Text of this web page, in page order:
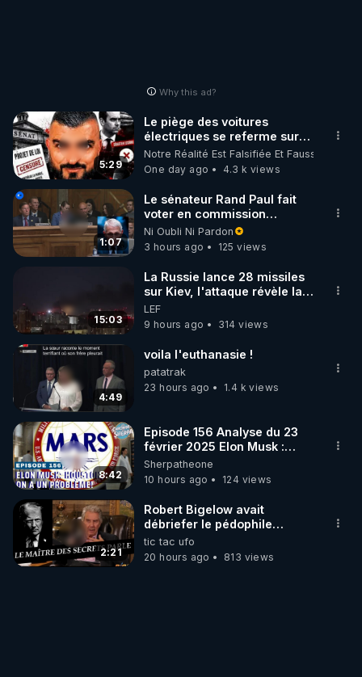
Why this ad?
5:29
Le piège des voitures
électriques se referme sur
les usagers !
Notre Réalité Est Falsifiée Et Fausse
One day ago
4.3 k views
1:07
Le sénateur Rand Paul fait
voter en commission
l'outrage au Congrès contre
Anthony Fauci
Ni Oubli Ni Pardon
3 hours ago
125 views
15:03
La Russie lance 28 missiles
sur Kiev, l'attaque révèle la
faiblesse de Kiev
LEF
9 hours ago
314 views
4:49
voila l'euthanasie !
patatrak
23 hours ago
1.4 k views
8:42
Episode 156 Analyse du 23
février 2025 Elon Musk :
Houston , on a un problème !
Sherpatheone
10 hours ago
124 views
2:21
Robert Bigelow avait
débriefer le pédophile
génocidaire de donald j
trump
tic tac ufo
20 hours ago
813 views